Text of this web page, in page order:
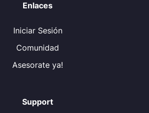
Enlaces
Iniciar Sesión
Comunidad
Asesorate ya!
Support